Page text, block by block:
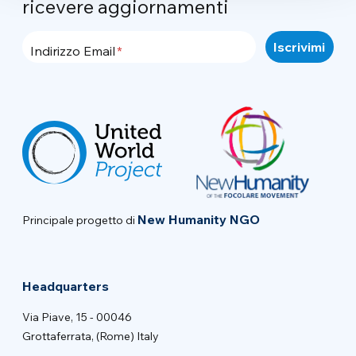
ricevere aggiornamenti
Indirizzo Email
Principale progetto di New Humanity NGO
Headquarters
Via Piave, 15 - 00046
Grottaferrata, (Rome) Italy